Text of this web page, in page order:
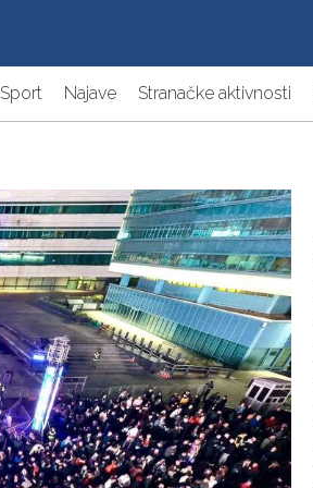
Sport Najave Stranačke aktivnosti